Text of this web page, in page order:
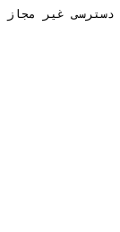
دسترسی غیر مجاز